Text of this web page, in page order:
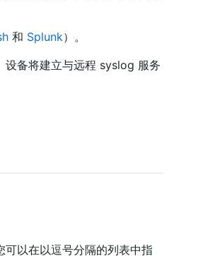
和 Splunk）。
设备将建立与远程 syslog 服务
可以在以逗号分隔的列表中指